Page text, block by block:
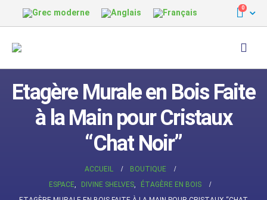
0
Etagère Murale en Bois Faite
à la Main pour Cristaux
“Chat Noir”
ACCUEIL
BOUTIQUE
ESPACE, DIVINE SHELVES,
ÉTAGÈRE EN BOIS